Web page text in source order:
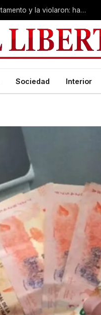
La drogaron en un boliche, la llevaron a un departamento y la violaron: hay un detenido
Sociedad Interior